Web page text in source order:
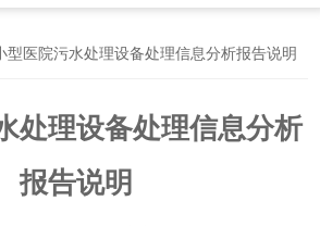
型医院污水处理设备处理信息分析报告说明
处理设备处理信息分析
报告说明